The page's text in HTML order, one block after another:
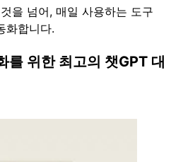
을 넘어, 매일 사용하는 도구
화합니다.
위한 최고의 챗GPT 대